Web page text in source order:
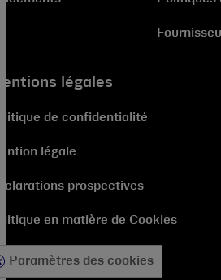
légales
de confidentialité
légale
prospectives
en matière de Cookies
Paramètres des cookies